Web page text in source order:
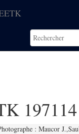
197114
: Maucor